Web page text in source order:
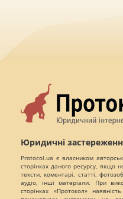
Юридичні
Protocol.ua є власником
сторінках даного ресурсу, якщо
тексти, коментарі, статті,
аудіо, інші матеріали. При
сторінках «Протокол»